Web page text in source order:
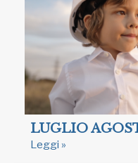
LUGLIO
Leggi »